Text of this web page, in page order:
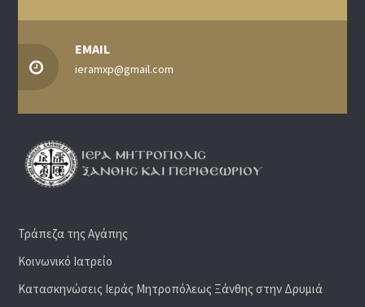
EMAIL
ieramxp@gmail.com
Τράπεζα της Αγάπης
Κοινωνικό Ιατρείο
Κατασκηνώσεις Ιεράς Μητροπόλεως Ξάνθης στην Δρυμιά